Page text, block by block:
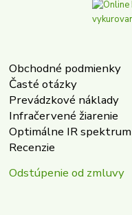
Obchodné podmienky
Časté otázky
Prevádzkové náklady
Infračervené žiarenie
Optimálne IR spektrum
Recenzie
Odstúpenie od zmluvy